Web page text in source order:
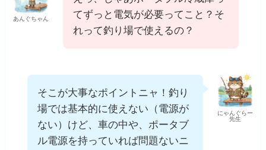
あんぐちゃん
てずっと電気が必要ってこと？そ
れって釣り場で使えるの？
にゃんぐらー
先生
そこが大事なポイントニャ！釣り
場では基本的に使えない（電源が
ない）けど、車の中や、ポータブ
ル電源を持っていれば問題ないニ